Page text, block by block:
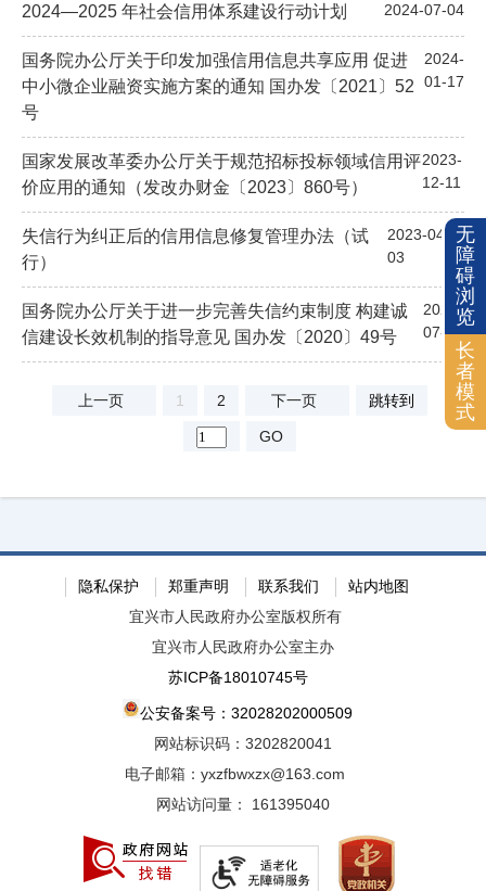
2024—2025 年社会信用体系建设行动计划 2024-07-04
国务院办公厅关于印发加强信用信息共享应用 促进
中小微企业融资实施方案的通知 国办发〔2021〕52
号
2024-
01-17
国家发展改革委办公厅关于规范招标投标领域信用评
价应用的通知（发改办财金〔2023〕860号）
2023-
12-11
失信行为纠正后的信用信息修复管理办法（试
行）
2023-04-
03
国务院办公厅关于进一步完善失信约束制度 构建诚
信建设长效机制的指导意见 国办发〔2020〕49号
2022-
07-11
上一页 1 2 下一页 跳转到
GO
隐私保护 郑重声明 联系我们
站内地图
宜兴市人民政府办公室版权所有
宜兴市人民政府办公室主办
苏ICP备18010745号
公安备案号：32028202000509
网站标识码：3202820041
电子邮箱：yxzfbwxzx@163.com
网站访问量：
161395040
无
障
碍
浏
览
长
者
模
式